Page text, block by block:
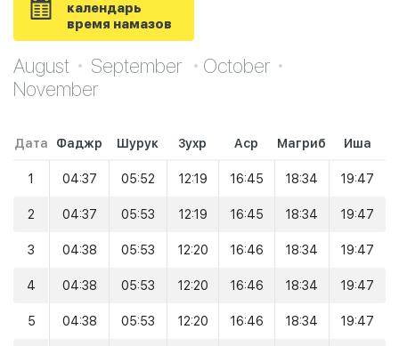
календарь
время намазов
August September
October
November
Дата Фаджр Шурук Зухр Аср Магриб Иша
1 04:37 05:52 12:19 16:45 18:34 19:47
2 04:37 05:53 12:19 16:45 18:34 19:47
3 04:38 05:53 12:20 16:46 18:34 19:47
4 04:38 05:53 12:20 16:46 18:34 19:47
5 04:38 05:53 12:20 16:46 18:34 19:47